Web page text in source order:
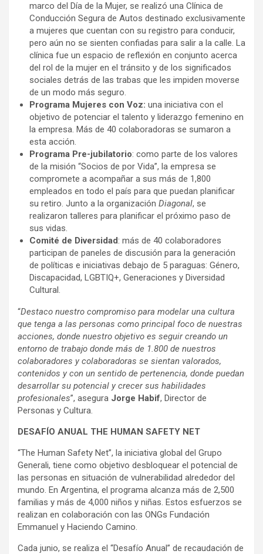
marco del Día de la Mujer, se realizó una Clínica de
Conducción Segura de Autos destinado exclusivamente
a mujeres que cuentan con su registro para conducir,
pero aún no se sienten confiadas para salir a la calle. La
clínica fue un espacio de reflexión en conjunto acerca
del rol de la mujer en el tránsito y de los significados
sociales detrás de las trabas que les impiden moverse
de un modo más seguro.
Programa Mujeres con Voz: una iniciativa con el
objetivo de potenciar el talento y liderazgo femenino en
la empresa. Más de 40 colaboradoras se sumaron a
esta acción.
Programa Pre-jubilatorio: como parte de los valores
de la misión “Socios de por Vida”, la empresa se
compromete a acompañar a sus más de 1,800
empleados en todo el país para que puedan planificar
su retiro. Junto a la organización Diagonal, se
realizaron talleres para planificar el próximo paso de
sus vidas.
Comité de Diversidad: más de 40 colaboradores
participan de paneles de discusión para la generación
de políticas e iniciativas debajo de 5 paraguas: Género,
Discapacidad, LGBTIQ+, Generaciones y Diversidad
Cultural.
“Destaco nuestro compromiso para modelar una cultura
que tenga a las personas como principal foco de nuestras
acciones, donde nuestro objetivo es seguir creando un
entorno de trabajo donde más de 1.800 de nuestros
colaboradores y colaboradoras se sientan valorados,
contenidos y con un sentido de pertenencia, donde puedan
desarrollar su potencial y crecer sus habilidades
profesionales”, asegura Jorge Habif, Director de
Personas y Cultura.
DESAFÍO ANUAL THE HUMAN SAFETY NET
“The Human Safety Net”, la iniciativa global del Grupo
Generali, tiene como objetivo desbloquear el potencial de
las personas en situación de vulnerabilidad alrededor del
mundo. En Argentina, el programa alcanza más de 2,500
familias y más de 4,000 niños y niñas. Estos esfuerzos se
realizan en colaboración con las ONGs Fundación
Emmanuel y Haciendo Camino.
Cada junio, se realiza el “Desafío Anual” de recaudación de